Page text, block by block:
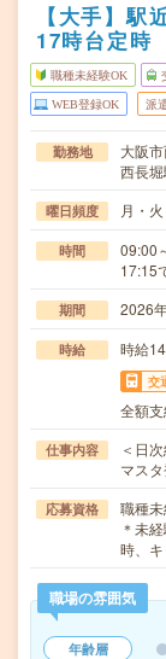
【大手】駅
17時台定時
職種未経験OK
WEB登録OK 派
勤務地
大阪
西長
曜日頻度 月・
時間
09:00
17:15
期間 2026
時給 時給
交
全額
仕事内容
＜日
マス
応募資格
職種
＊未
時、
職場の雰囲気
年齢層